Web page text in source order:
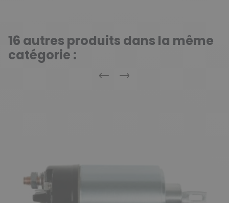
16 autres produits dans la même
catégorie :
Précédent
Suivant